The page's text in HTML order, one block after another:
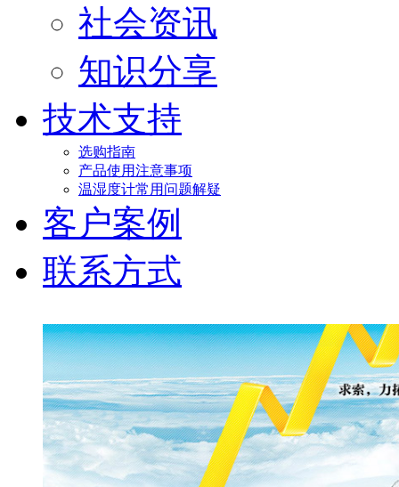
社会资讯
知识分享
技术支持
选购指南
产品使用注意事项
温湿度计常用问题解疑
客户案例
联系方式